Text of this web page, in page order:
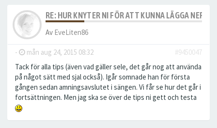
RE: HUR KNYTER NI FÖR ATT KUNNA LÄGGA NER
Av EveLiten86
- mån aug 24, 2015 08:32
#9450047
Tack för alla tips (även vad gäller sele, det går nog att använda
på något sätt med sjal också). Igår somnade han för första
gången sedan amningsavslutet i sängen. Vi får se hur det går i
fortsättningen. Men jag ska se över de tips ni gett och testa